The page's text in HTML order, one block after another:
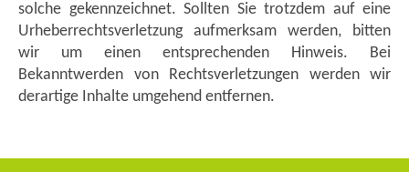
solche gekennzeichnet. Sollten Sie trotzdem auf eine
Urheberrechtsverletzung aufmerksam werden, bitten
wir um einen entsprechenden Hinweis. Bei
Bekanntwerden von Rechtsverletzungen werden wir
derartige Inhalte umgehend entfernen.